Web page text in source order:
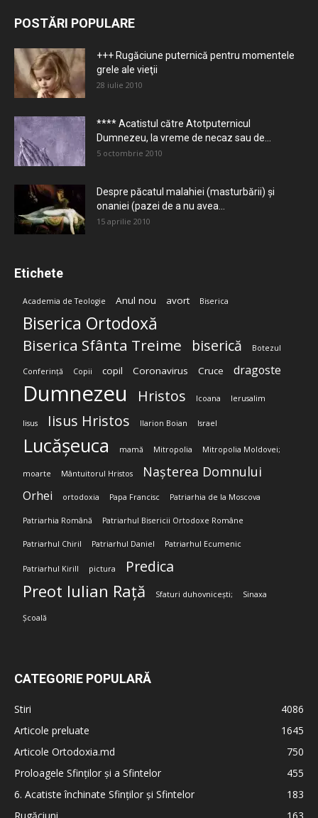
POSTĂRI POPULARE
+++ Rugăciune puternică pentru momentele
grele ale vieţii
28 iulie 2010
**** Acatistul către Atotputernicul
Dumnezeu, la vreme de necaz sau de...
5 octombrie 2010
Despre păcatul malahiei (masturbării) şi
onaniei (pazei de a nu avea...
15 aprilie 2010
Etichete
Academia de Teologie Anul nou avort Biserica
Biserica Ortodoxă
Biserica Sfânta Treime biserică Botezul
Conferință Copii copil Coronavirus Cruce dragoste
Dumnezeu Hristos Icoana Ierusalim
Iisus Iisus Hristos Ilarion Boian Israel
Lucășeuca mamă Mitropolia Mitropolia Moldovei;
moarte Mântuitorul Hristos Nașterea Domnului
Orhei ortodoxia Papa Francisc Patriarhia de la Moscova
Patriarhia Română Patriarhul Bisericii Ortodoxe Române
Patriarhul Chiril Patriarhul Daniel Patriarhul Ecumenic
Patriarhul Kirill pictura Predica
Preot Iulian Rață Sfaturi duhovnicești; Sinaxa
Școală
CATEGORIE POPULARĂ
Stiri
4086
Articole preluate
1645
Articole Ortodoxia.md
750
Proloagele Sfinților și a Sfintelor
455
6. Acatiste închinate Sfinților și Sfintelor
183